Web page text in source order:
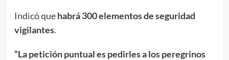
Indicó quehabrá 300 elementos de seguridad
vigilantes.
“La petición puntual es pedirles a los peregrinos